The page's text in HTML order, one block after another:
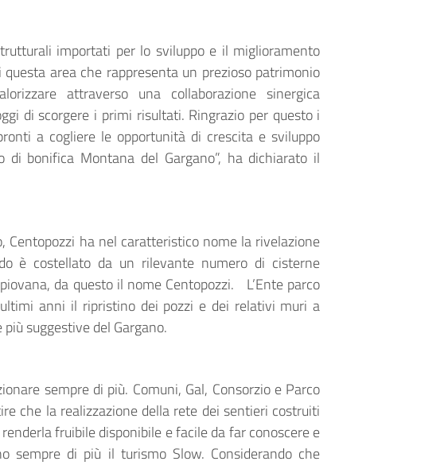
importati per lo sviluppo e il miglioramento
area che rappresenta un prezioso patrimonio
attraverso una collaborazione sinergica
di scorgere i primi risultati. Ringrazio per questo i
a cogliere le opportunità di crescita e sviluppo
di bonifica Montana del Gargano”, ha dichiarato il
Centopozzi ha nel caratteristico nome la rivelazione
è costellato da un rilevante numero di cisterne
da questo il nome Centopozzi. L’Ente parco
anni il ripristino dei pozzi e dei relativi muri a
suggestive del Gargano.
sempre di più. Comuni, Gal, Consorzio e Parco
che la realizzazione della rete dei sentieri costruiti
fruibile disponibile e facile da far conoscere e
sempre di più il turismo Slow. Considerando che